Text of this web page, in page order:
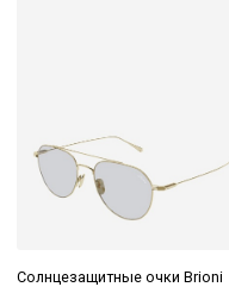
Солнцезащитные очки Brioni